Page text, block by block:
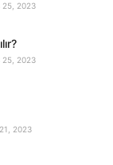
25, 2023
25, 2023
2023